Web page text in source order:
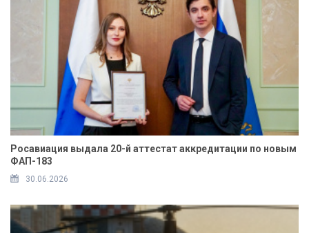
Росавиация выдала 20-й аттестат аккредитации по новым
ФАП-183
30.06.2026